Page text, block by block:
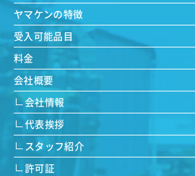
ヤマケンの特徴
受入可能品目
料金
会社概要
会社情報
代表挨拶
スタッフ紹介
許可証